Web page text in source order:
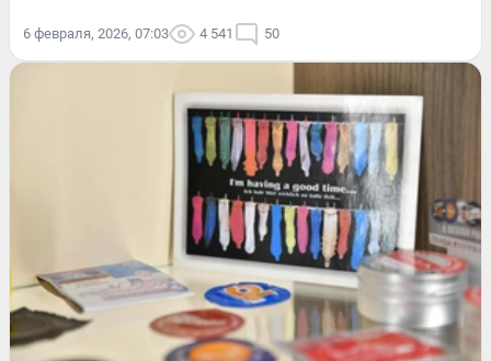
6 февраля, 2026, 07:03 4 541 50